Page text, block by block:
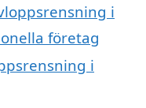
i
företag
i